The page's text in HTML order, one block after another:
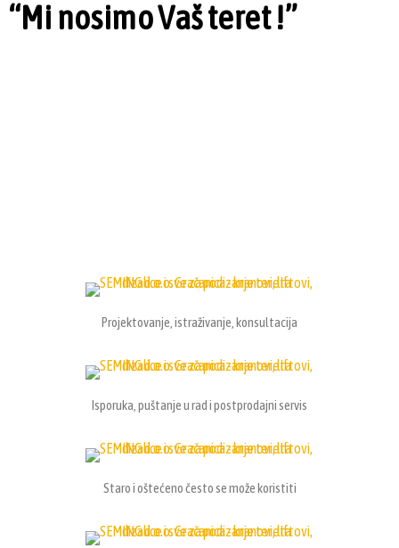
“Mi nosimo Vaš teret !”
Projektovanje, istraživanje, konsultacija
Isporuka, puštanje u rad i postprodajni servis
Staro i oštećeno često se može koristiti